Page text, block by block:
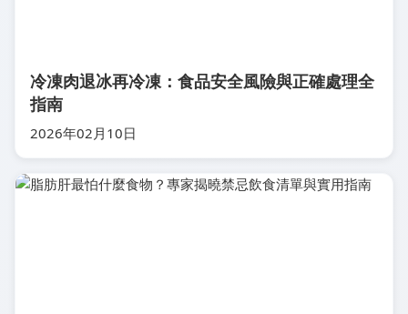
冷凍肉退冰再冷凍：食品安全風險與正確處理全
指南
2026年02月10日